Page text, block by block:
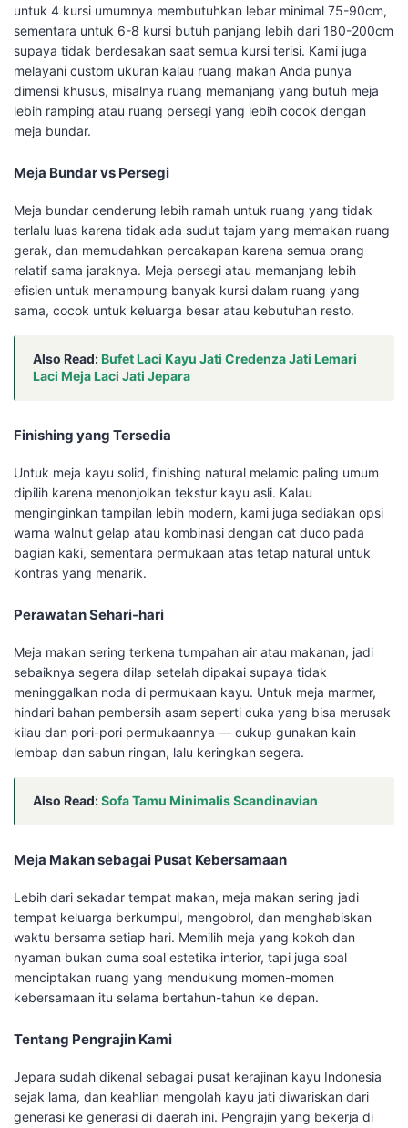
untuk 4 kursi umumnya membutuhkan lebar minimal 75-90cm,
sementara untuk 6-8 kursi butuh panjang lebih dari 180-200cm
supaya tidak berdesakan saat semua kursi terisi. Kami juga
melayani custom ukuran kalau ruang makan Anda punya
dimensi khusus, misalnya ruang memanjang yang butuh meja
lebih ramping atau ruang persegi yang lebih cocok dengan
meja bundar.
Meja Bundar vs Persegi
Meja bundar cenderung lebih ramah untuk ruang yang tidak
terlalu luas karena tidak ada sudut tajam yang memakan ruang
gerak, dan memudahkan percakapan karena semua orang
relatif sama jaraknya. Meja persegi atau memanjang lebih
efisien untuk menampung banyak kursi dalam ruang yang
sama, cocok untuk keluarga besar atau kebutuhan resto.
Also Read:Bufet Laci Kayu Jati Credenza Jati Lemari
Laci Meja Laci Jati Jepara
Finishing yang Tersedia
Untuk meja kayu solid, finishing natural melamic paling umum
dipilih karena menonjolkan tekstur kayu asli. Kalau
menginginkan tampilan lebih modern, kami juga sediakan opsi
warna walnut gelap atau kombinasi dengan cat duco pada
bagian kaki, sementara permukaan atas tetap natural untuk
kontras yang menarik.
Perawatan Sehari-hari
Meja makan sering terkena tumpahan air atau makanan, jadi
sebaiknya segera dilap setelah dipakai supaya tidak
meninggalkan noda di permukaan kayu. Untuk meja marmer,
hindari bahan pembersih asam seperti cuka yang bisa merusak
kilau dan pori-pori permukaannya — cukup gunakan kain
lembap dan sabun ringan, lalu keringkan segera.
Also Read:Sofa Tamu Minimalis Scandinavian
Meja Makan sebagai Pusat Kebersamaan
Lebih dari sekadar tempat makan, meja makan sering jadi
tempat keluarga berkumpul, mengobrol, dan menghabiskan
waktu bersama setiap hari. Memilih meja yang kokoh dan
nyaman bukan cuma soal estetika interior, tapi juga soal
menciptakan ruang yang mendukung momen-momen
kebersamaan itu selama bertahun-tahun ke depan.
Tentang Pengrajin Kami
Jepara sudah dikenal sebagai pusat kerajinan kayu Indonesia
sejak lama, dan keahlian mengolah kayu jati diwariskan dari
generasi ke generasi di daerah ini. Pengrajin yang bekerja di